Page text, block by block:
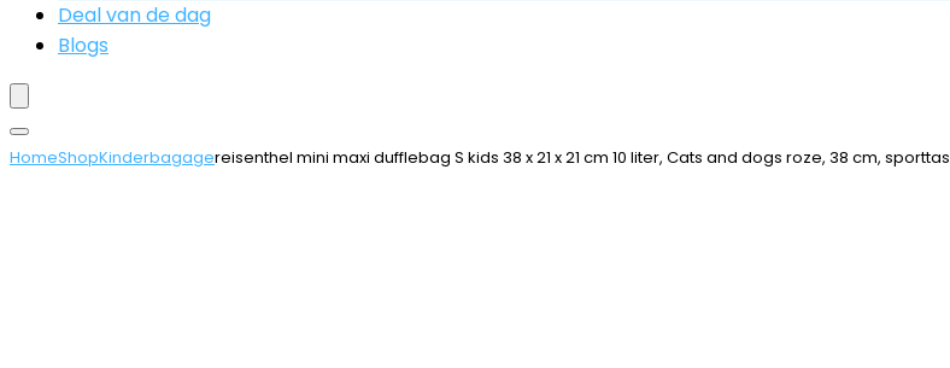
Deal van de dag
Blogs
HomeShopKinderbagagereisenthel mini maxi dufflebag S kids 38 x 21 x 21 cm 10 liter, Cats and dogs roze, 38 cm, sporttas